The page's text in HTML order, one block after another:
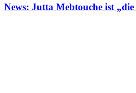
News: Jutta Mebtouche ist